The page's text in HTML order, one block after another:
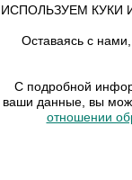
РЕЖИМ
8 — 18
НАШ
Москва, м.
ИСПОЛЬЗУЕМ КУКИ
Оставаясь с
С подробной
ваши данные, вы
отношении